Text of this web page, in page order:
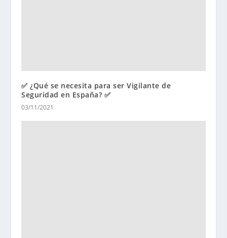
✅ ¿Qué se necesita para ser Vigilante de
Seguridad en España? ✅
03/11/2021